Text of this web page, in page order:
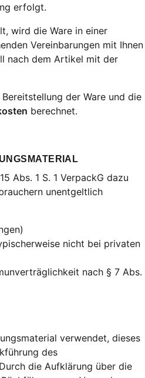
erfolgt.
wird die Ware in einer
Vereinbarungen mit Ihnen
nach dem Artikel mit der
der Ware und die
berechnet.
Abs. 1 S. 1 VerpackG dazu
unentgeltlich
nicht bei privaten
nach § 7 Abs.
verwendet, dieses
des
die Aufklärung über die